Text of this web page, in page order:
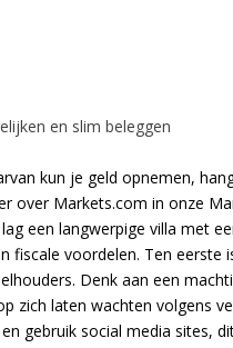
en slim beleggen
kun je geld opnemen,
over Markets.com in onze
een langwerpige villa met
fiscale voordelen. Ten
Denk aan een
zich laten wachten volgens
gebruik social media sites,